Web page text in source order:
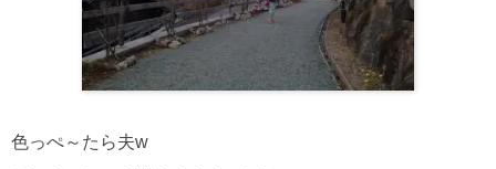
色っぺ～たら夫w